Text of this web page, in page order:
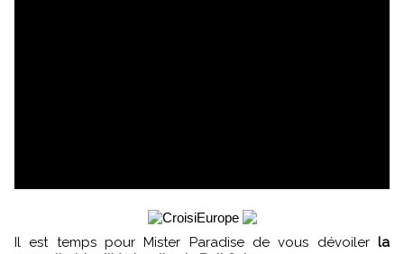
Il est temps pour Mister Paradise de vous dévoiler la